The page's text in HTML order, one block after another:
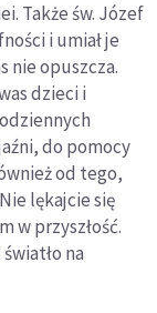
Także św. Józef
i umiał je
nie opuszcza.
dzieci i
do pomocy
od tego,
lękajcie się
w przyszłość.
na